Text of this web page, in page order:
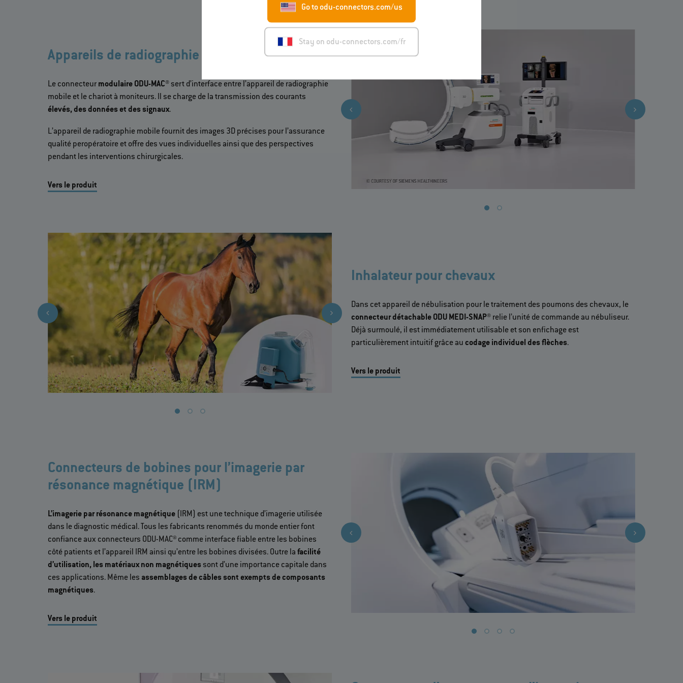
Go to odu-connectors.com/us
Stay on odu-connectors.com/fr
Appareils de radiographie mobiles
Le connecteur modulaire ODU-MAC®sert d’interface entre l’appareil de radiographie
mobile et le chariot à moniteurs. Il se charge de la transmission des courants
élevés, des données et des signaux.
L’appareil de radiographie mobile fournit des images 3D précises pour l’assurance
qualité peropératoire et offre des vues individuelles ainsi que des perspectives
pendant les interventions chirurgicales.
Vers le produit
Inhalateur pour chevaux
Dans cet appareil de nébulisation pour le traitement des poumons des chevaux, le
connecteur détachable ODU MEDI-SNAP® relie l’unité de commande au nébuliseur.
Déjà surmoulé, il est immédiatement utilisable et son enfichage est
particulièrement intuitif grâce au codage individuel des flèches.
Vers le produit
Connecteurs de bobines pour l’imagerie par
résonance magnétique (IRM)
L’imagerie par résonance magnétique (IRM) est une technique d’imagerie utilisée
dans le diagnostic médical. Tous les fabricants renommés du monde entier font
confiance aux connecteurs ODU-MAC® comme interface fiable entre les bobines
côté patients et l’appareil IRM ainsi qu’entre les bobines divisées. Outre la facilité
d’utilisation, les matériaux non magnétiquessont d’une importance capitale dans
ces applications. Même les assemblages de câbles sont exempts de composants
magnétiques.
Vers le produit